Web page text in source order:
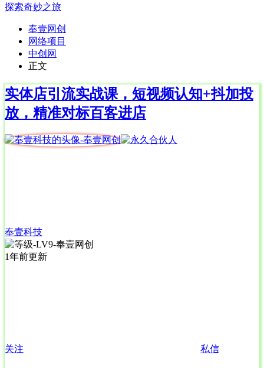
探索奇妙之旅
奉壹网创
网络项目
中创网
正文
实体店引流实战课，短视频认知+抖加投
放，精准对标百客进店
奉壹科技
1年前更新
关注 私信